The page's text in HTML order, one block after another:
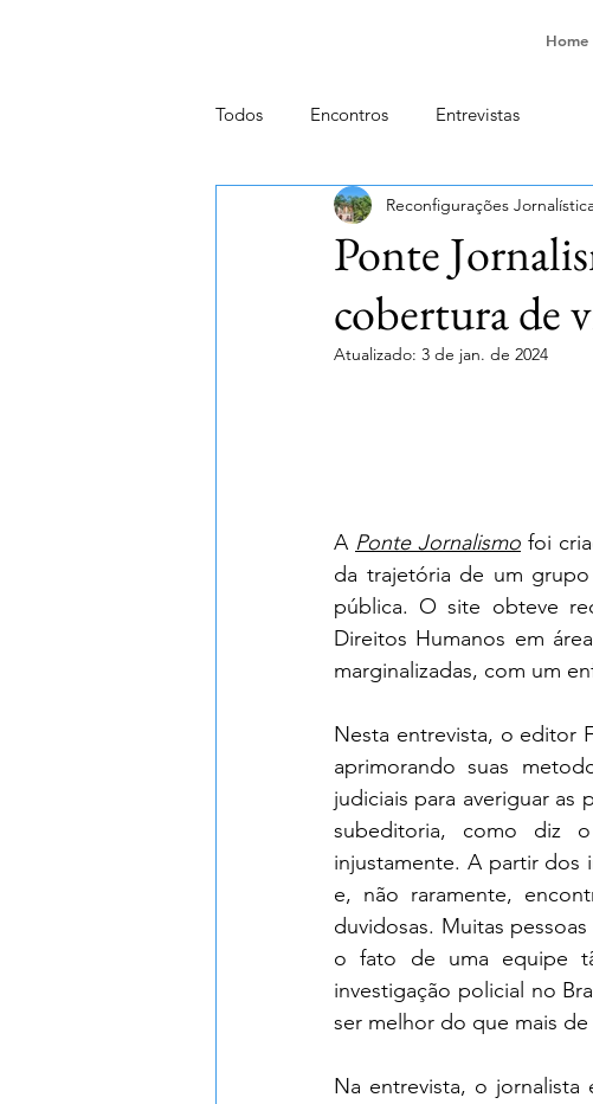
Home
Todos Encontros Entrevistas
Ponte
cobertura de
Reconfigurações
Atualizado: 3 de jan. de 2024
A Ponte Jornalismo foi
da trajetória de um
pública. O site obteve
Direitos Humanos em
marginalizadas, com um
Nesta entrevista, o editor
aprimorando suas
judiciais para averiguar as
subeditoria, como diz
injustamente. A partir dos
e, não raramente,
duvidosas. Muitas
o fato de uma equipe
investigação policial no
ser melhor do que mais
Na entrevista, o jornalista